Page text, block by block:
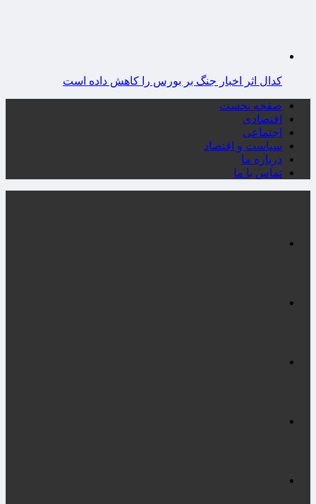
کدال اثر اخبار جنگ بر بورس را کاهش داده است
صفحه نخست
اقتصادی
اجتماعی
سیاست و اقتصاد
درباره ما
تماس با ما